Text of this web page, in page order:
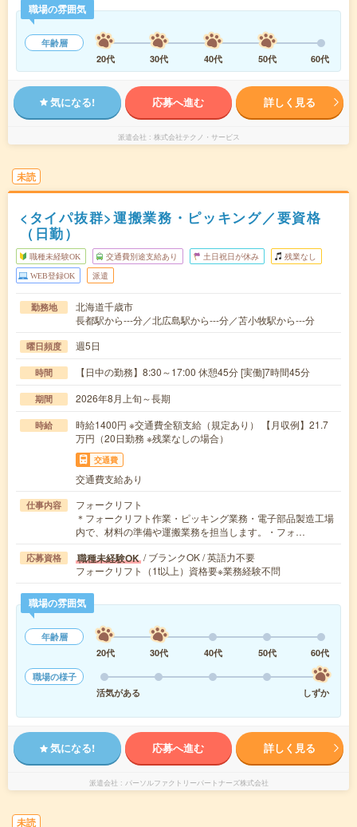
職場の雰囲気
年齢層
20代
30代 40代 50代 60代
気になる! 応募へ進む 詳しく見る
派遣会社 株式会社テクノ・サービス
未読
<タイパ抜群>運搬業務・ピッキング／要資格
（日勤）
職種未経験OK 交通費別途支給あり 土日祝日が休み 残業なし
WEB登録OK 派遣
勤務地
北海道千歳市
長都駅から---分／北広島駅から---分／苫小牧駅から---分
曜日頻度 週5日
時間 【日中の勤務】8:30～17:00 休憩45分 [実働]7時間45分
期間 2026年8月上旬～長期
時給
時給1400円 ※交通費全額支給（規定あり） 【月収例】21.7
万円（20日勤務 ※残業なしの場合）
交通費
交通費支給あり
仕事内容
フォークリフト
＊フォークリフト作業・ピッキング業務・電子部品製造工場
内で、材料の準備や運搬業務を担当します。・フォ…
応募資格 職種未経験OK / ブランクOK / 英語力不要
フォークリフト（1t以上）資格要※業務経験不問
職場の雰囲気
年齢層
20代
30代 40代 50代
60代
職場の様子
活気がある
しずか
気になる! 応募へ進む 詳しく見る
派遣会社 パーソルファクトリーパートナーズ株式会社
未読